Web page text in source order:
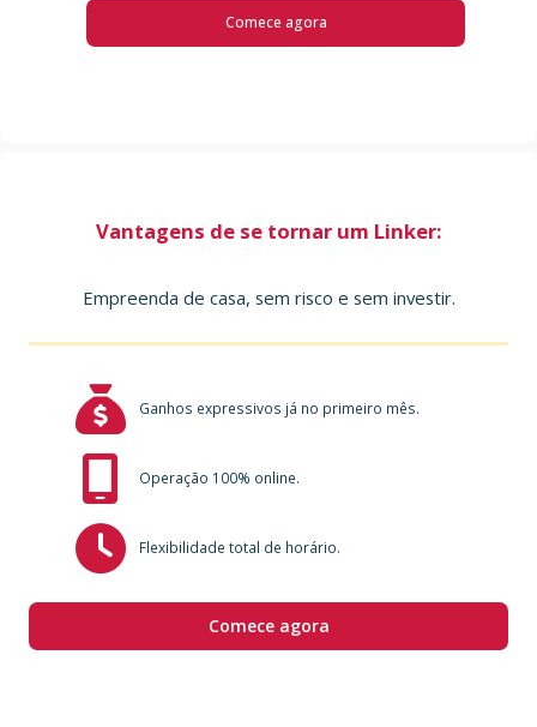
Comece agora
Vantagens de se tornar um Linker:
Empreenda de casa, sem risco e sem investir.
Ganhos expressivos já no primeiro mês.
Operação 100% online.
Flexibilidade total de horário.
Comece agora